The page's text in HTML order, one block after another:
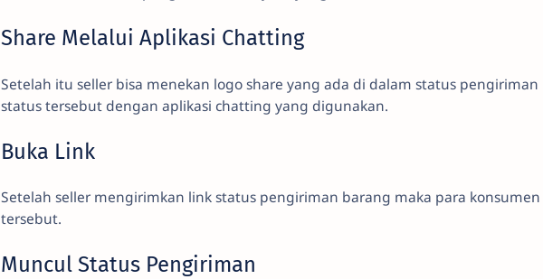
Share Melalui Aplikasi Chatting
Setelah itu seller bisa menekan logo share yang ada di dalam status
status tersebut dengan aplikasi chatting yang digunakan.
Buka Link
Setelah seller mengirimkan link status pengiriman barang maka para
tersebut.
Muncul Status Pengiriman